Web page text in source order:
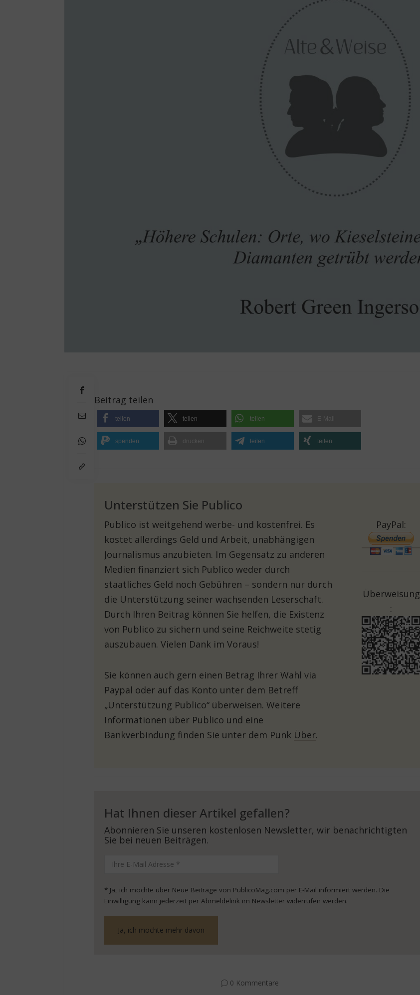
Beitrag teilen
teilen teilen teilen E-Mail
spenden drucken teilen teilen
Unterstützen Sie Publico
Publico ist weitgehend werbe- und kostenfrei. Es
kostet allerdings Geld und Arbeit, unabhängigen
Journalismus anzubieten. Im Gegensatz zu anderen
Medien finanziert sich Publico weder durch
staatliches Geld noch Gebühren – sondern nur durch
die Unterstützung seiner wachsenden Leserschaft.
Durch Ihren Beitrag können Sie helfen, die Existenz
von Publico zu sichern und seine Reichweite stetig
auszubauen. Vielen Dank im Voraus!
Sie können auch gern einen Betrag Ihrer Wahl via
Paypal oder auf das Konto unter dem Betreff
„Unterstützung Publico“ überweisen. Weitere
Informationen über Publico und eine
Bankverbindung finden Sie unter dem Punk Über.
PayPal:
Überweisung
:
Hat Ihnen dieser Artikel gefallen?
Abonnieren Sie unseren kostenlosen Newsletter, wir benachrichtigten
Sie bei neuen Beiträgen.
* Ja, ich möchte über Neue Beiträge von PublicoMag.com per E-Mail informiert werden. Die
Einwilligung kann jederzeit per Abmeldelink im Newsletter widerrufen werden.
0 Kommentare